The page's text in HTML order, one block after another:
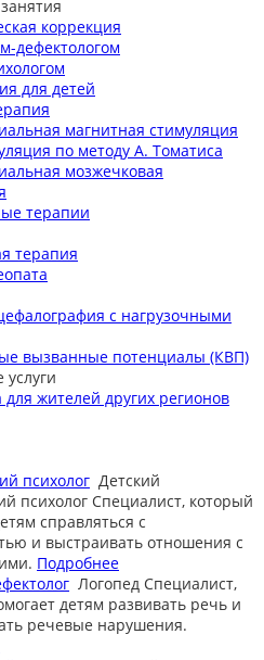
коррекция
дефектологом
для детей
магнитная стимуляция
по методу А. Томатиса
мозжечковая
терапии
терапия
с нагрузочными
вызванные потенциалы (КВП)
жителей других регионов
психолог Детский
психолог Специалист, который
справляться с
и выстраивать отношения с
Подробнее
Логопед Специалист,
детям развивать речь и
речевые нарушения.